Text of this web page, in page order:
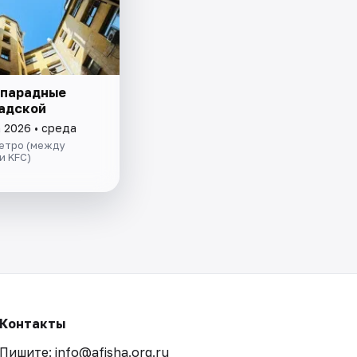
2026 • среда
(между
KFC)
Контакты
Пишите: info@afisha.org.ru